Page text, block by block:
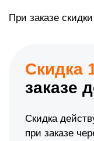
При заказе
Скидка
заказе
Скидка
при заказе